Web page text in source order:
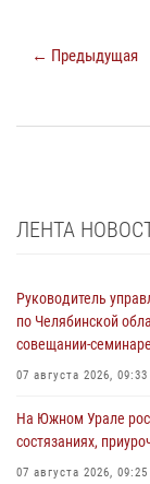
← Предыдущая
ЛЕНТА
Руководитель
по Челябинской
совещании-
07 августа 2026, 09:33
На Южном Урале
состязаниях,
07 августа 2026, 09:25